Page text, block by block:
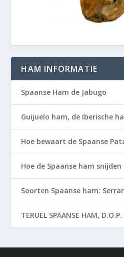
HAM INFORMATIE
Spaanse Ham de Jabugo
Guijuelo ham, de Iberische
Hoe bewaart de Spaanse
Hoe de Spaanse ham snijden
Soorten Spaanse ham:
TERUEL SPAANSE HAM, D.O.P.